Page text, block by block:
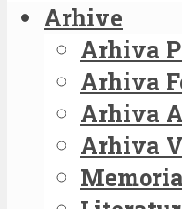
Arhive
Arhiva
Arhiva
Arhiva
Arhiva